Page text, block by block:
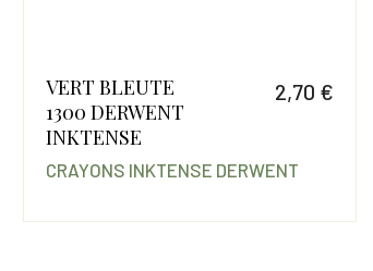
VERT BLEUTE
1300 DERWENT
INKTENSE
2,70 €
CRAYONS INKTENSE DERWENT